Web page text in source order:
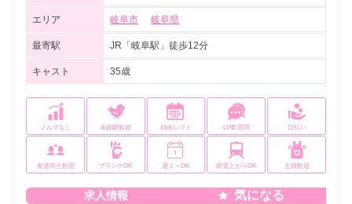
エリア 岐阜市 岐阜県
最寄駅 JR「岐阜駅」徒歩12分
キャスト 35歳
ノルマなし 未経験歓迎 自由シフト LINE質問 日払い
友達同士歓迎 ブランクOK 週１～OK 終電上がりOK 主婦歓迎
求人情報 気になる